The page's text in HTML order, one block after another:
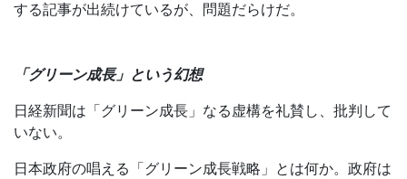
する記事が出続けているが、問題だらけだ。
「グリーン成長」という幻想
日経新聞は「グリーン成長」なる虚構を礼賛し、批判して
いない。
日本政府の唱える「グリーン成長戦略」とは何か。政府は